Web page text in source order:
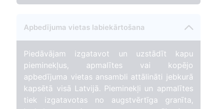
Apbedījuma vietas labiekārtošana
Piedāvājam izgatavot un uzstādīt kapu
pieminekļus, apmalītes vai kopējo
apbedījuma vietas ansambli attālināti jebkurā
kapsētā visā Latvijā. Pieminekļi un apmalītes
tiek izgatavotas no augstvērtīga granīta,